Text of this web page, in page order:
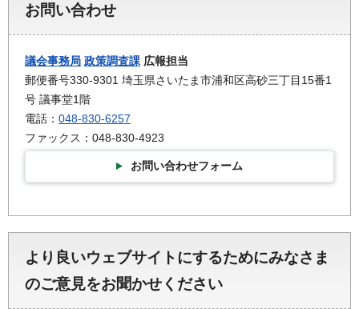
お問い合わせ
議会事務局 政策調査課 広報担当
郵便番号330-9301 埼玉県さいたま市浦和区高砂三丁目15番1
号 議事堂1階
電話： 048-830-6257
ファックス：048-830-4923
お問い合わせフォーム
より良いウェブサイトにするためにみなさま
のご意見をお聞かせください